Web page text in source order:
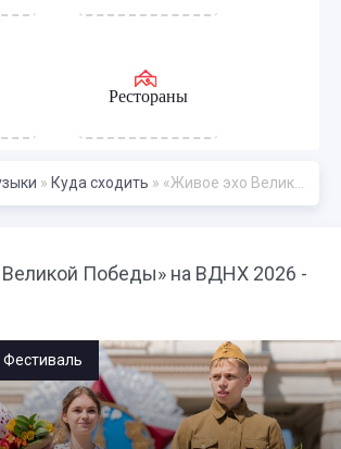
Рестораны
» Куда сходить » «Живое эхо Великой Победы» на ВДНХ 2026 - «Фестиваль»
Великой Победы» на ВДНХ 2026 -
Фестиваль